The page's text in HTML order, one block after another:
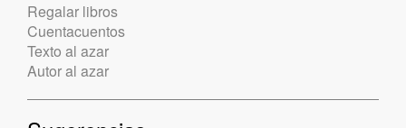
Regalar libros
Cuentacuentos
Texto al azar
Autor al azar